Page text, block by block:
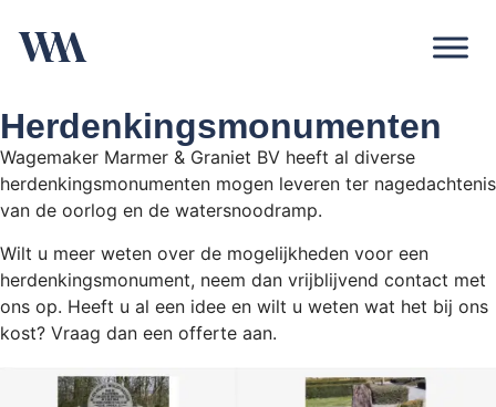
Herdenkingsmonumenten
Wagemaker Marmer & Graniet BV heeft al diverse
herdenkingsmonumenten mogen leveren ter nagedachtenis
van de oorlog en de watersnoodramp.
Wilt u meer weten over de mogelijkheden voor een
herdenkingsmonument, neem dan vrijblijvend contact met
ons op. Heeft u al een idee en wilt u weten wat het bij ons
kost? Vraag dan een offerte aan.